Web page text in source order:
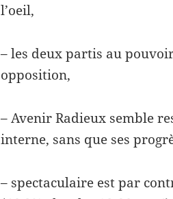
l’oeil,
– les deux partis au
opposition,
– Avenir Radieux semble
interne, sans que ses
– spectaculaire est par